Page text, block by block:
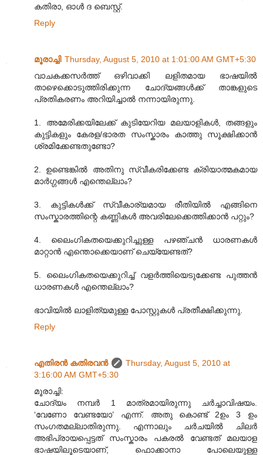
കതിരാ, ഓള്‍ ദ ബെസ്റ്റ്.
Reply
മൂരാച്ചി Thursday, August 5, 2010 at 1:01:00 AM GMT+5:30
വാചകക്കസര്‍‍ത്ത് ഒഴിവാക്കി ലളിതമായ ഭാഷയില്‍
താഴെക്കൊടുത്തിരിക്കുന്ന ചോദ്യങ്ങള്‍ക്ക് താങ്കളുടെ
പ്രതികരണം അറിയിച്ചാല്‍ നന്നായിരുന്നു.
1. അമേരിക്കയിലേക്ക് കുടിയേറിയ മലയാളികള്‍, തങ്ങളും
കുട്ടികളും കേരള/ഭാരത സംസ്കാരം കാത്തു സൂക്ഷിക്കാന്‍
ശ്രമിക്കേണ്ടതുണ്ടോ?
2. ഉണ്ടെങ്കില്‍ അതിനു സ്വീകരിക്കേണ്ട ക്രിയാത്മകമായ
മാര്‍ഗ്ഗങ്ങള്‍ എന്തെല്ലാം?
3. കുട്ടികള്‍ക്ക് സ്വീകാര്യമായ രീതിയില്‍ എങ്ങിനെ
സംസ്കാരത്തിന്റെ കണ്ണികള്‍ അവരിലേക്കെത്തിക്കാന്‍ പറ്റും?
4. ലൈംഗികതയെക്കുറിച്ചുള്ള പഴഞ്ചന്‍ ധാരണകള്‍
മാറ്റാന്‍ എന്തൊക്കെയാണ് ചെയ്യേണ്ടത്?
5. ലൈംഗികതയെക്കുറിച്ച് വളര്‍ത്തിയെടുക്കേണ്ട പുത്തന്‍
ധാരണകള്‍ എന്തെല്ലാം?
ഭാവിയില്‍ ലാളിത്യമുള്ള പോസ്റ്റുകള്‍ പ്രതീക്ഷിക്കുന്നു.
Reply
എതിരന്‍ കതിരവന്‍
Thursday, August 5, 2010 at
3:16:00 AM GMT+5:30
മൂരാച്ചി:
ചോദ്യം നമ്പർ 1 മാത്രമായിരുന്നു ചർച്ചാവിഷയം.
‘വേണോ വേണ്ടയോ’ എന്ന്. അതു കൊണ്ട് 2ഉം 3 ഉം
സംഗതമല്ലാതിരുന്നു. എന്നാലും ചർചയിൽ ചിലർ
അഭിപ്രായപ്പെട്ടത് സംസ്കാരം പകരൽ വേണ്ടത് മലയാള
ഭാഷയിലൂടെയാണ്, ഫൊക്കാനാ പോലെയുള്ള